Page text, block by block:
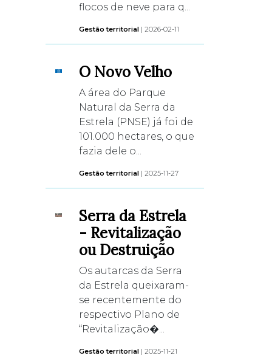
flocos de neve para q...
Gestão territorial | 2026-02-11
O Novo Velho
A área do Parque
Natural da Serra da
Estrela (PNSE) já foi de
101.000 hectares, o que
fazia dele o...
Gestão territorial | 2025-11-27
Serra da Estrela
- Revitalização
ou Destruição
Os autarcas da Serra
da Estrela queixaram-
se recentemente do
respectivo Plano de
“Revitalização�...
Gestão territorial | 2025-11-21